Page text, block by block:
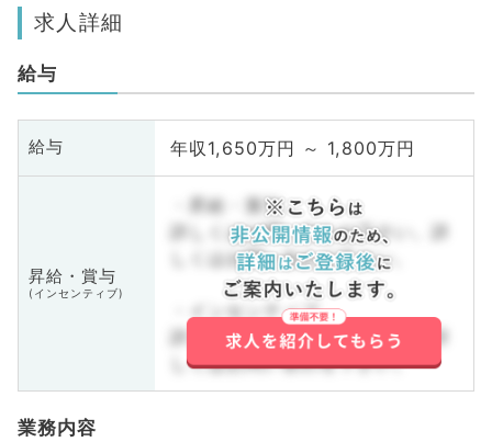
求人詳細
給与
給与 年収1,650万円 ～ 1,800万円
昇給・賞与
(インセンティブ)
・昇給・賞与
詳しくはお問い合わせ下さい。詳
しくはお問い合わせ下さい。
・インセンティブ
詳しくはお問い合わせ下さい。詳
しくはお問い合わせ下さい。
業務内容